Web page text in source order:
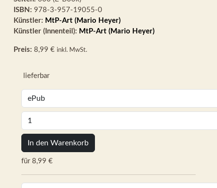
ISBN: 978-3-957-19055-0
Künstler: MtP-Art (Mario Heyer)
Künstler (Innenteil): MtP-Art (Mario Heyer)
Preis: 8,99 € inkl. MwSt.
lieferbar
In den Warenkorb
für 8,99 €